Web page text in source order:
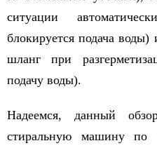
ситуации
блокируется подача воды)
шланг при
подачу воды).
Надеемся, данный
стиральную машину по